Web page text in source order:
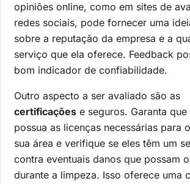
opiniões online, como em sites de
redes sociais, pode fornecer uma
sobre a reputação da empresa e a
serviço que ela oferece. Feedback
bom indicador de confiabilidade.
Outro aspecto a ser avaliado são as
certificações e seguros. Garanta que
possua as licenças necessárias para
sua área e verifique se eles têm um
contra eventuais danos que possam
durante a limpeza. Isso oferece uma